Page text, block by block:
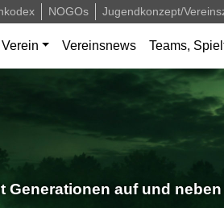
NOGOs Jugendkonzept/
Verein Vereinsnews Teams,
Generationen auf und neben